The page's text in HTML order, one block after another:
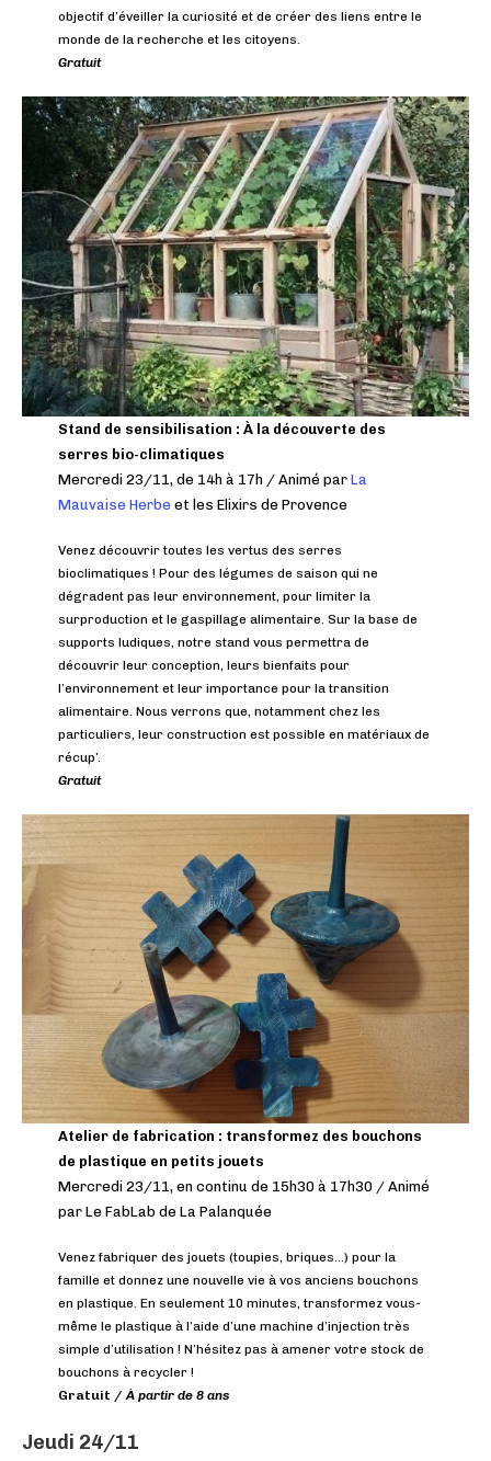
objectif d’éveiller la curiosité et de créer des liens entre le
monde de la recherche et les citoyens.
Gratuit
Stand de sensibilisation : À la découverte des
serres bio-climatiques
Mercredi 23/11, de 14h à 17h / Animé par La
Mauvaise Herbe et les Elixirs de Provence
Venez découvrir toutes les vertus des serres
bioclimatiques ! Pour des légumes de saison qui ne
dégradent pas leur environnement, pour limiter la
surproduction et le gaspillage alimentaire. Sur la base de
supports ludiques, notre stand vous permettra de
découvrir leur conception, leurs bienfaits pour
l’environnement et leur importance pour la transition
alimentaire. Nous verrons que, notamment chez les
particuliers, leur construction est possible en matériaux de
récup’.
Gratuit
Atelier de fabrication : transformez des bouchons
de plastique en petits jouets
Mercredi 23/11, en continu de 15h30 à 17h30 / Animé
par Le FabLab de La Palanquée
Venez fabriquer des jouets (toupies, briques…) pour la
famille et donnez une nouvelle vie à vos anciens bouchons
en plastique. En seulement 10 minutes, transformez vous-
même le plastique à l’aide d’une machine d’injection très
simple d’utilisation ! N’hésitez pas à amener votre stock de
bouchons à recycler !
Gratuit / À partir de 8 ans
Jeudi 24/11